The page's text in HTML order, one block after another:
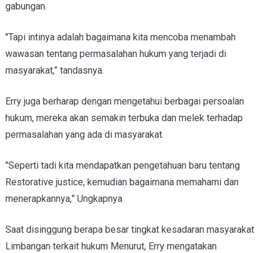
gabungan.
"Tapi intinya adalah bagaimana kita mencoba menambah
wawasan tentang permasalahan hukum yang terjadi di
masyarakat,” tandasnya.
Erry juga berharap dengan mengetahui berbagai persoalan
hukum, mereka akan semakin terbuka dan melek terhadap
permasalahan yang ada di masyarakat.
"Seperti tadi kita mendapatkan pengetahuan baru tentang
Restorative justice, kemudian bagaimana memahami dan
menerapkannya,” Ungkapnya
Saat disinggung berapa besar tingkat kesadaran masyarakat
Limbangan terkait hukum Menurut, Erry mengatakan